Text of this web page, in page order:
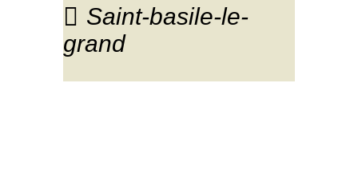
Saint-basile-le-
grand